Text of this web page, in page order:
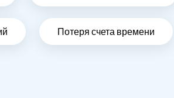
Потеря счета времени